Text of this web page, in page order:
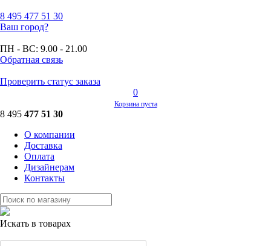
8 495 477 51 30
Ваш город?
ПН - ВС: 9.00 - 21.00
Обратная связь
Проверить статус заказа
0
Корзина пуста
8 495 477 51 30
О компании
Доставка
Оплата
Дизайнерам
Контакты
Искать в товарах